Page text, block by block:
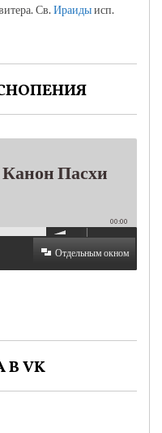
Св.Ираидыисп.
Канон Пасхи
00:00
Отдельным окном
В VK